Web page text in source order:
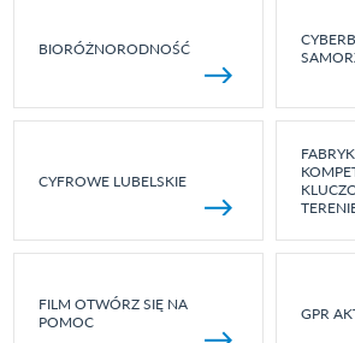
BIORÓŻNORODNOŚĆ
CYFROWE LUBELSKIE
FILM OTWÓRZ SIĘ NA
POMOC
GPR